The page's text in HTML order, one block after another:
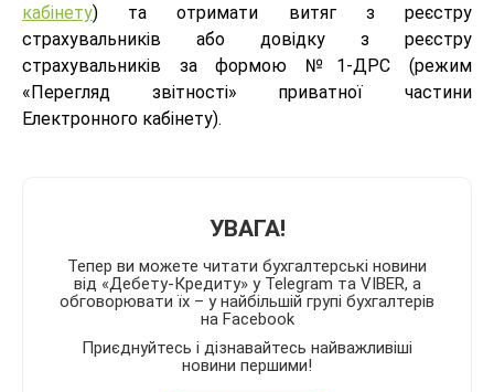
кабінету) та отримати витяг з реєстру
страхувальників або довідку з реєстру
страхувальників за формою №1-ДРС (режим
«Перегляд звітності» приватної частини
Електронного кабінету).
УВАГА!
Тепер ви можете читати бухгалтерські новини
від «Дебету-Кредиту» у Telegram та VIBER, а
обговорювати їх – у найбільшій групі бухгалтерів
на Facebook
Приєднуйтесь і дізнавайтесь найважливіші
новини першими!